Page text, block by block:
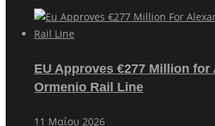
EU Approves €277 Million
Ormenio Rail Line
11 Μαΐου 2026